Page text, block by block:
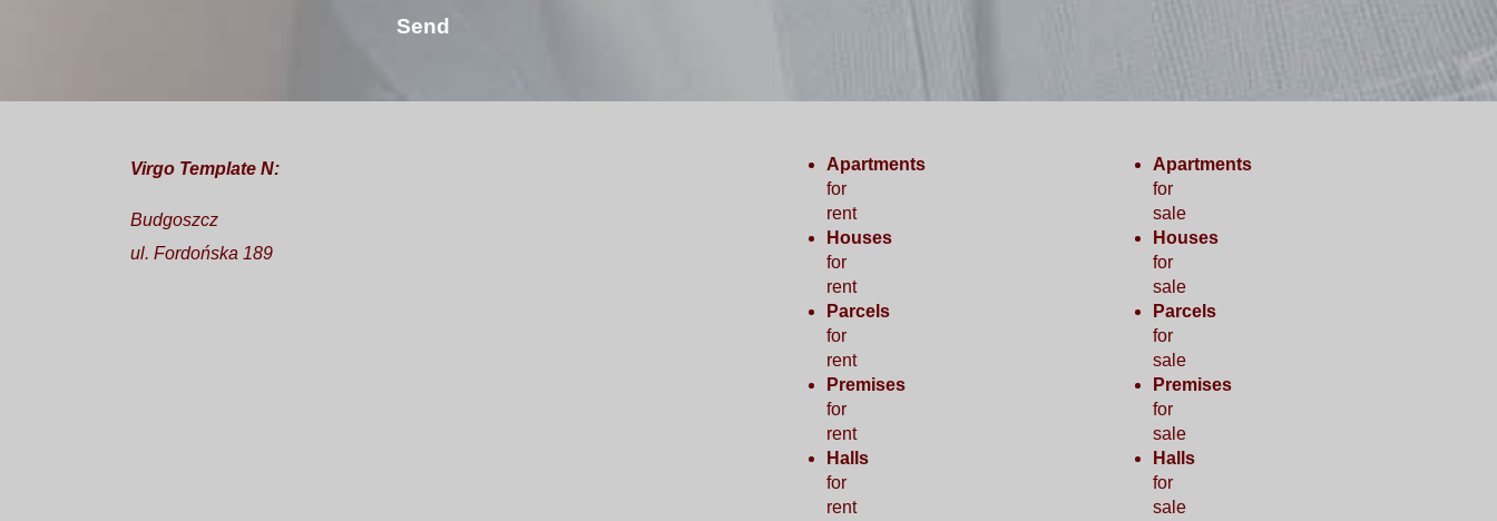
Virgo Template N:
Budgoszcz
ul. Fordońska 189
Apartments
for
rent
Houses
for
rent
Parcels
for
rent
Premises
for
rent
Halls
for
rent
Apartments
for
sale
Houses
for
sale
Parcels
for
sale
Premises
for
sale
Halls
for
sale